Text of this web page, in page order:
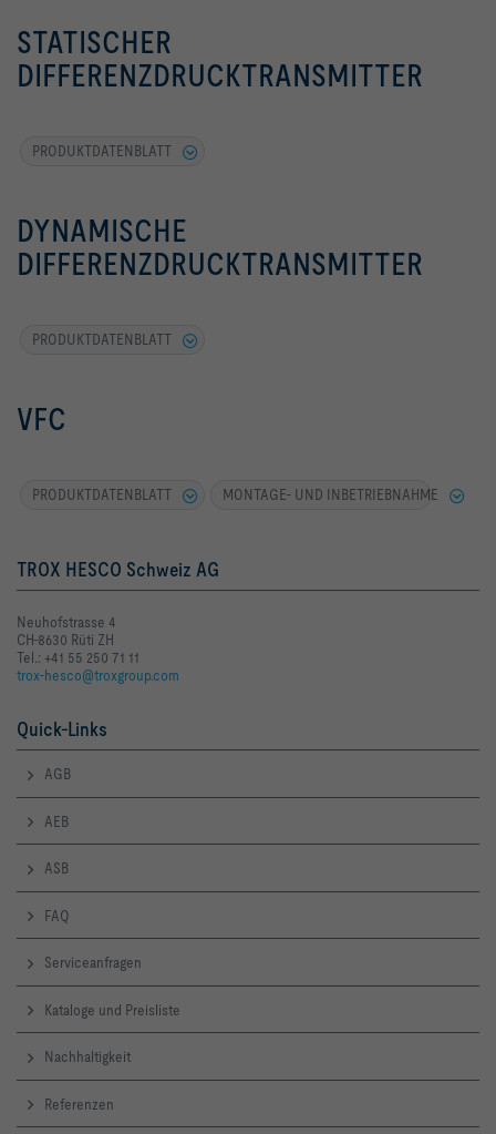
STATISCHER
DIFFERENZDRUCKTRANSMITTER
PRODUKTDATENBLATT
DYNAMISCHE
DIFFERENZDRUCKTRANSMITTER
PRODUKTDATENBLATT
VFC
PRODUKTDATENBLATT MONTAGE- UND INBETRIEBNAHME
TROX HESCO Schweiz AG
Neuhofstrasse 4
CH-8630 Rüti ZH
Tel.: +41 55 250 71 11
trox-hesco@troxgroup.com
Quick-Links
AGB
AEB
ASB
FAQ
Serviceanfragen
Kataloge und Preisliste
Nachhaltigkeit
Referenzen